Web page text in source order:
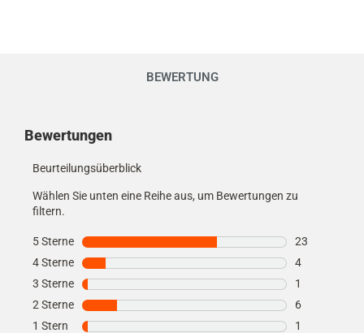
BEWERTUNG
Bewertungen
Beurteilungsüberblick
Wählen Sie unten eine Reihe aus, um Bewertungen zu
filtern.
5 Sterne Sterne
23
4 Sterne Sterne
4
3 Sterne Sterne
1
2 Sterne Sterne
6
1 Stern Sterne
1